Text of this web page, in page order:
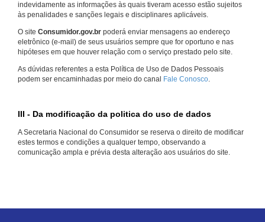
indevidamente as informações às quais tiveram acesso estão sujeitos
às penalidades e sanções legais e disciplinares aplicáveis.
O site Consumidor.gov.br poderá enviar mensagens ao endereço
eletrônico (e-mail) de seus usuários sempre que for oportuno e nas
hipóteses em que houver relação com o serviço prestado pelo site.
As dúvidas referentes a esta Política de Uso de Dados Pessoais
podem ser encaminhadas por meio do canal Fale Conosco.
III - Da modificação da politica do uso de dados
A Secretaria Nacional do Consumidor se reserva o direito de modificar
estes termos e condições a qualquer tempo, observando a
comunicação ampla e prévia desta alteração aos usuários do site.